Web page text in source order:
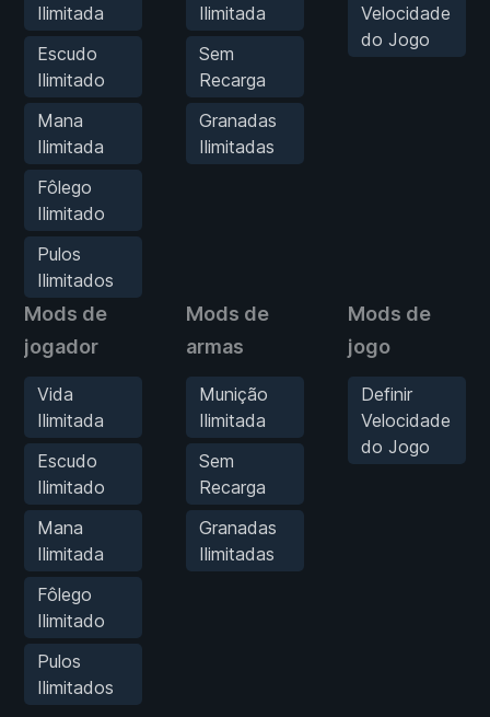
Ilimitada
Escudo
Ilimitado
Mana
Ilimitada
Fôlego
Ilimitado
Pulos
Ilimitados
Ilimitada
Sem
Recarga
Granadas
Ilimitadas
Velocidade
do Jogo
Mods de
jogador
Vida
Ilimitada
Escudo
Ilimitado
Mana
Ilimitada
Fôlego
Ilimitado
Pulos
Ilimitados
Mods de
armas
Munição
Ilimitada
Sem
Recarga
Granadas
Ilimitadas
Mods de
jogo
Definir
Velocidade
do Jogo